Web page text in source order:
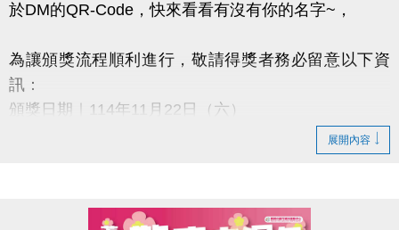
於DM的QR-Code，快來看看有沒有你的名字~，
為讓頒獎流程順利進行，敬請得獎者務必留意以下資
訊：
頒獎日期｜114年11月22日（六）
地點｜蘆竹國民運動中心 3F 社區教室（桃園市蘆竹區
展開內容